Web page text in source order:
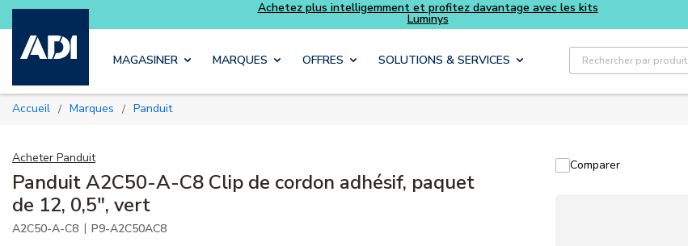
Skip to main content
Achetez plus intelligemment et profitez davantage avec les kits
MAGASINER MARQUES OFFRES SOLUTIONS & SERVICES
Recherche sur le site
Accueil / Marques / Panduit
Acheter Panduit
Panduit A2C50-A-C8 Clip de cordon adhésif, paquet
de 12, 0,5", vert
A2C50-A-C8 | P9-A2C50AC8
Comparer